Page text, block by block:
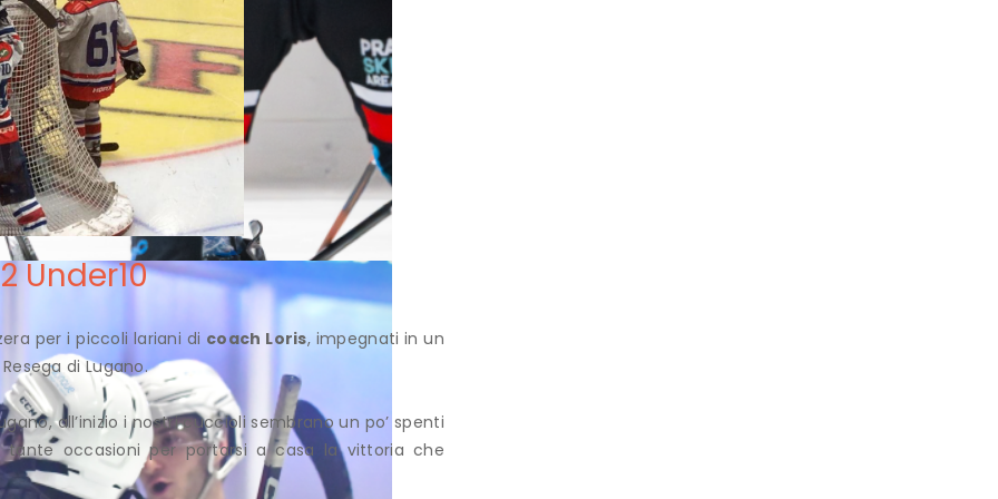
Under10
per i piccoli lariani di coach Loris, impegnati in un
di Lugano.
all’inizio i nostri cuccioli sembrano un po’ spenti
occasioni per portarsi a casa la vittoria che